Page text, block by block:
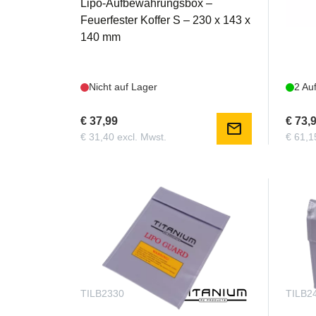
Lipo-Aufbewahrungsbox –
Feuerfester Koffer S – 230 x 143 x
140 mm
Nicht auf Lager
€ 37,99
€ 31,40 excl. Mwst. mail
2
€
€
TILB2330